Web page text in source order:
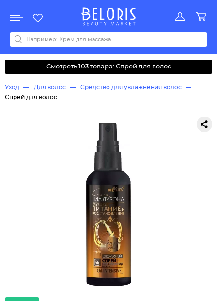
Акции
Все бренды
0-9ABCDEFGHIJKLMNOPQRSTUVWYZАБВДЗИМОКЛНПРСТУФ
Смотреть 103 товара: Спрей для волос
Уход Для волос
Средство для увлажнения волос
Спрей для волос